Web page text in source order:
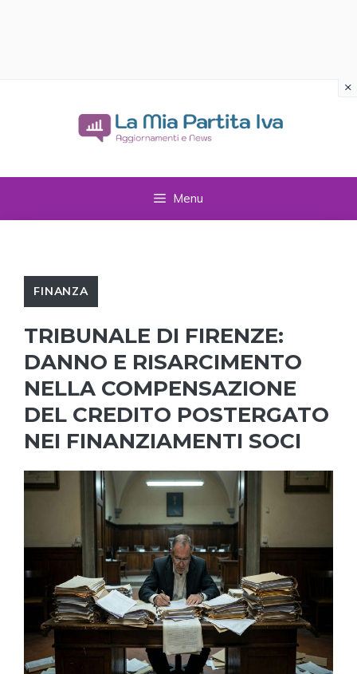
Menu
FINANZA
TRIBUNALE DI FIRENZE:
DANNO E RISARCIMENTO
NELLA COMPENSAZIONE
DEL CREDITO POSTERGATO
NEI FINANZIAMENTI SOCI
×